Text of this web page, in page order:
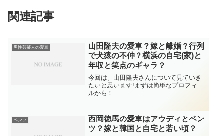
関連記事
男性芸能人の愛車
山田隆夫の愛車？嫁と離婚？行列
で犬猿の不仲？横浜の自宅(家)と
年収と笑点のギャラ？
今回は、山田隆夫さんについて見ていき
たいと思います!まずは簡単なプロフィー
ルから！
ベンツ
西岡徳馬の愛車はアウディとベン
ツ？嫁と韓国と自宅と若い頃？